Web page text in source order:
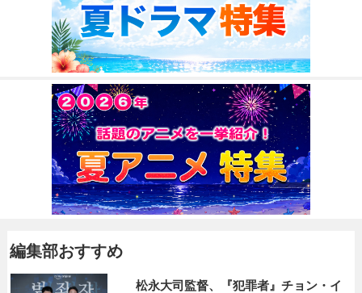
編集部おすすめ
松永大司監督、『犯罪者』チョン・イ